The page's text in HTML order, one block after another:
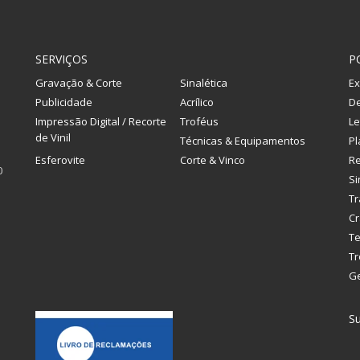
SERVIÇOS
Gravação & Corte
Sinalética
Publicidade
Acrílico
Impressão Digital / Recorte
de Vinil
Troféus
Técnicas & Equipamentos
Esferovite
Corte & Vinco